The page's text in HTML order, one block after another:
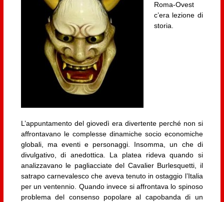
Roma-Ovest
c’era lezione di
storia.
L’appuntamento del giovedì era divertente perché non si
affrontavano le complesse dinamiche socio economiche
globali, ma eventi e personaggi. Insomma, un che di
divulgativo, di anedottica. La platea rideva quando si
analizzavano le pagliacciate del Cavalier Burlesquetti, il
satrapo carnevalesco che aveva tenuto in ostaggio l’Italia
per un ventennio. Quando invece si affrontava lo spinoso
problema del consenso popolare al capobanda di un